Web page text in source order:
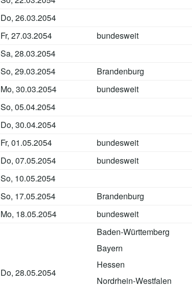
Do, 26.03.2054
Fr, 27.03.2054 bundesweit
Sa, 28.03.2054
So, 29.03.2054 Brandenburg
Mo, 30.03.2054 bundesweit
So, 05.04.2054
Do, 30.04.2054
Fr, 01.05.2054 bundesweit
Do, 07.05.2054 bundesweit
So, 10.05.2054
So, 17.05.2054 Brandenburg
Mo, 18.05.2054 bundesweit
Do, 28.05.2054
Baden-Württemberg
Bayern
Hessen
Nordrhein-Westfalen